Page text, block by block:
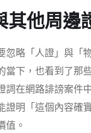
他周邊
忽略「人證」與「
當下，也看到了那
詞在網路誹謗案件
證明「這個內容確
值。